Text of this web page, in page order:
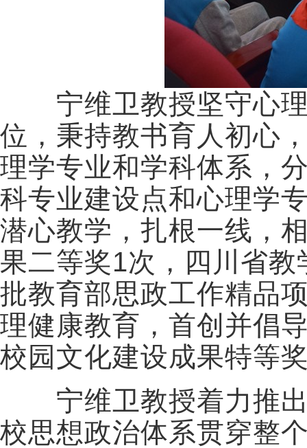
宁维卫教授坚守心理
位，秉持教书育人初心
理学专业和学科体系，
科专业建设点和心理学
潜心教学，扎根一线，
果二等奖1次，四川省
批教育部思政工作精品
理健康教育，首创并倡
校园文化建设成果特等
宁维卫教授着力推出
校思想政治体系贯穿整